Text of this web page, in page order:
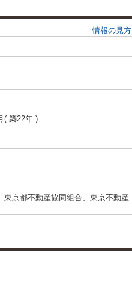
情報の見方
( 築22年 )
京都不動産協同組合、東京不動産